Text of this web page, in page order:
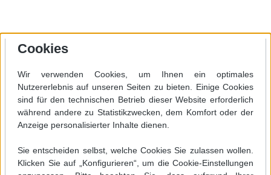
Cookies
Wir verwenden Cookies, um Ihnen ein optimales
Nutzererlebnis auf unseren Seiten zu bieten. Einige Cookies
sind für den technischen Betrieb dieser Website erforderlich
während andere zu Statistikzwecken, dem Komfort oder der
Anzeige personalisierter Inhalte dienen.
Sie entscheiden selbst, welche Cookies Sie zulassen wollen.
Klicken Sie auf „Konfigurieren“, um die Cookie-Einstellungen